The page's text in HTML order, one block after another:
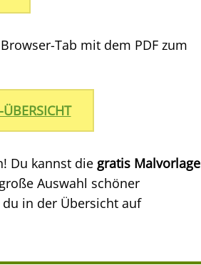
Tab mit dem PDF zum
Du kannst die gratis Malvorlage
Auswahl schöner
in der Übersicht auf